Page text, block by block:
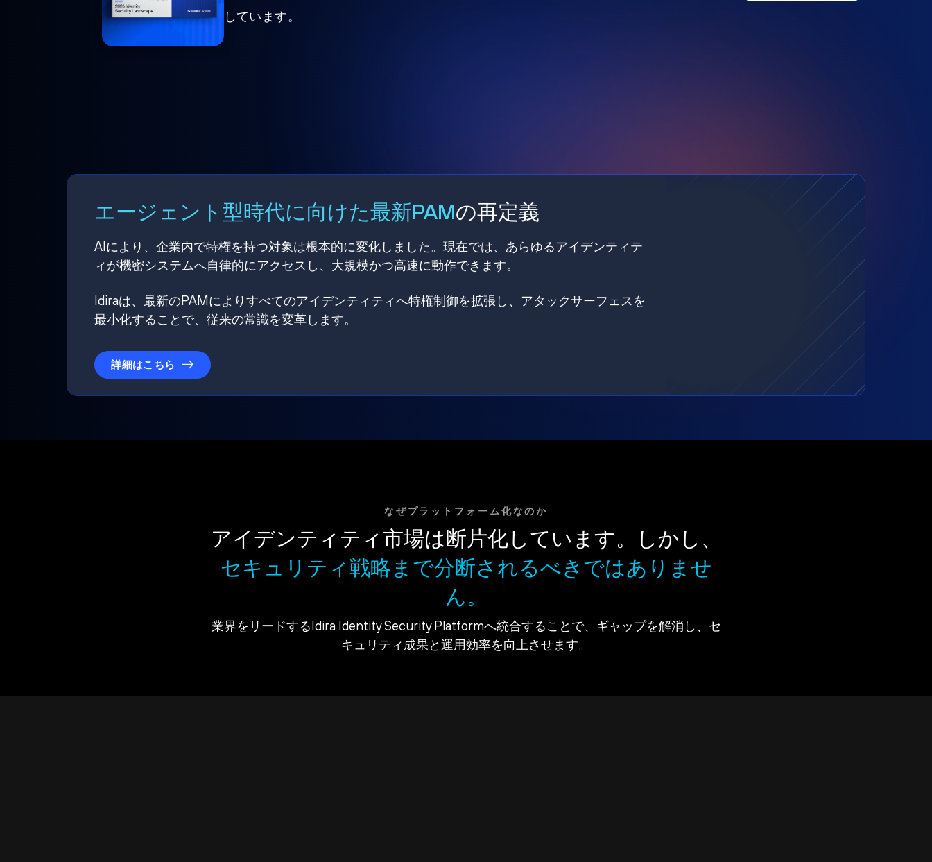
しています。
エージェント型時代に向けた最新PAMの再定義
AIにより、企業内で特権を持つ対象は根本的に変化しました。現在では、あらゆるアイデンティテ
ィが機密システムへ自律的にアクセスし、大規模かつ高速に動作できます。
Idiraは、最新のPAMによりすべてのアイデンティティへ特権制御を拡張し、アタックサーフェスを
最小化することで、従来の常識を変革します。
詳細はこちら
なぜプラットフォーム化なのか
アイデンティティ市場は断片化しています。しかし、
セキュリティ戦略まで分断されるべきではありませ
ん。
業界をリードするIdira Identity Security Platformへ統合することで、ギャップを解消し、セ
キュリティ成果と運用効率を向上させます。